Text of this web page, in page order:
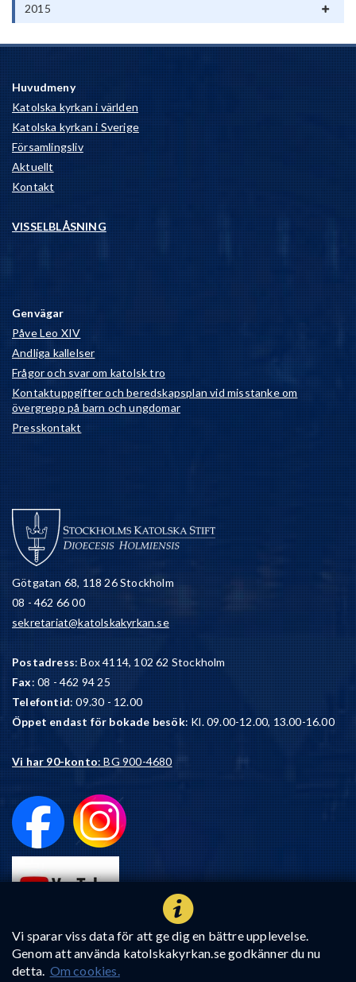
Vi sparar viss data för att ge dig en bättre upplevelse.
Genom att använda katolskakyrkan.se godkänner du nu
detta. Om cookies.
2015
Huvudmeny
Katolska kyrkan i världen
Katolska kyrkan i Sverige
Församlingsliv
Aktuellt
Kontakt
VISSELBLÅSNING
Genvägar
Påve Leo XIV
Andliga kallelser
Frågor och svar om katolsk tro
Kontaktuppgifter och beredskapsplan vid misstanke om
övergrepp på barn och ungdomar
Presskontakt
Götgatan 68, 118 26 Stockholm
08 - 462 66 00
sekretariat@katolskakyrkan.se
Postadress: Box 4114, 102 62 Stockholm
Fax: 08 - 462 94 25
Telefontid: 09.30 - 12.00
Öppet endast för bokade besök: Kl. 09.00-12.00, 13.00-16.00
Vi har 90-konto: BG 900-4680